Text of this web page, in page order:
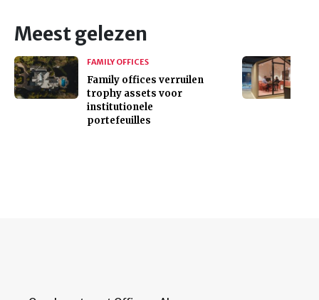
Meest gelezen
FAMILY OFFICES
Family offices verruilen
trophy assets voor
institutionele
portefeuilles